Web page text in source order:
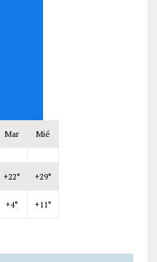
Mar Mié
+22° +29°
+4° +11°